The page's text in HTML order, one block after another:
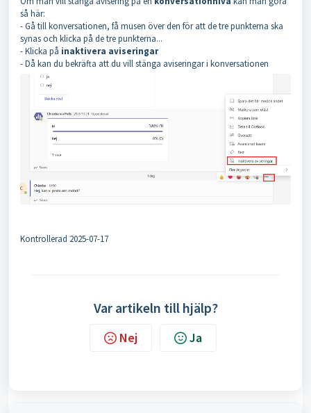
så här:
- Gå till konversationen, få musen över den för att de tre punkterna ska
synas och klicka på de tre punkterna...
- Klicka på inaktivera aviseringar
- Då kan du bekräfta att du vill stänga aviseringar i konversationen
Kontrollerad 2025-07-17
Var artikeln till hjälp?
Nej Ja